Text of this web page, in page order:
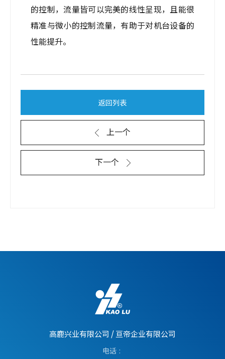
的控制，流量皆可以完美的线性呈现，且能很
精准与微小的控制流量，有助于对机台设备的
性能提升。
上一个
返回列表
下一个
高鹿兴业有限公司 /亘帝企业有限公司
电话